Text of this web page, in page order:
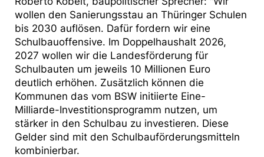
wollen den Sanierungsstau an Thüringer Schulen
bis 2030 auflösen. Dafür fordern wir eine
Schulbauoffensive. Im Doppelhaushalt 2026,
2027 wollen wir die Landesförderung für
Schulbauten um jeweils 10 Millionen Euro
deutlich erhöhen. Zusätzlich können die
Kommunen das vom BSW initiierte Eine-
Milliarde-Investitionsprogramm nutzen, um
stärker in den Schulbau zu investieren. Diese
Gelder sind mit den Schulbauförderungsmitteln
kombinierbar.